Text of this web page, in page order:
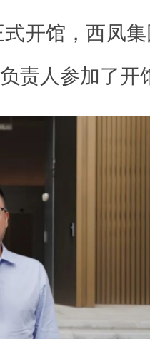
开馆，西凤
责人参加了开